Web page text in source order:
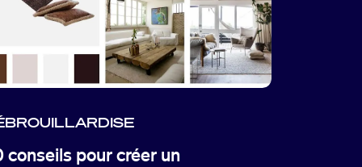
conseils pour créer un